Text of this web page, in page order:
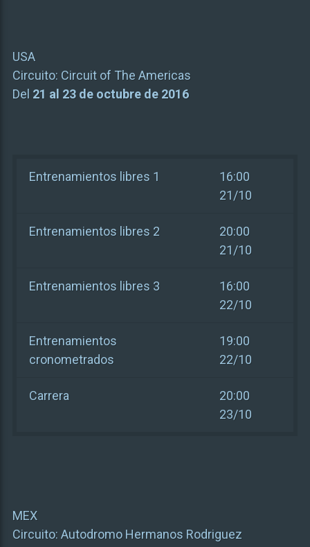
USA
Circuito: Circuit of The Americas
Del 21 al 23 de octubre de 2016
Entrenamientos libres 1
16:00
21/10
Entrenamientos libres 2
20:00
21/10
Entrenamientos libres 3
16:00
22/10
Entrenamientos
cronometrados
19:00
22/10
Carrera
20:00
23/10
MEX
Circuito: Autodromo Hermanos Rodriguez